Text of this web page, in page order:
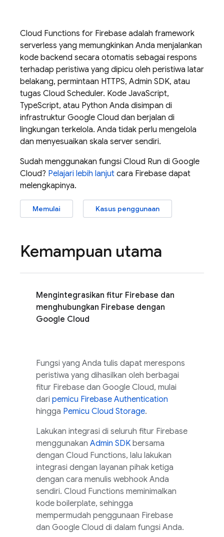
Cloud Functions for Firebase adalah framework
serverless yang memungkinkan Anda menjalankan
kode backend secara otomatis sebagai respons
terhadap peristiwa yang dipicu oleh peristiwa latar
belakang, permintaan HTTPS, Admin SDK, atau
tugas Cloud Scheduler. Kode JavaScript,
TypeScript, atau Python Anda disimpan di
infrastruktur Google Cloud dan berjalan di
lingkungan terkelola. Anda tidak perlu mengelola
dan menyesuaikan skala server sendiri.
Sudah menggunakan fungsi Cloud Run di Google
Cloud? Pelajari lebih lanjut cara Firebase dapat
melengkapinya.
Memulai Kasus penggunaan
Kemampuan utama
Mengintegrasikan fitur Firebase dan
menghubungkan Firebase dengan
Google Cloud
Fungsi yang Anda tulis dapat merespons
peristiwa yang dihasilkan oleh berbagai
fitur Firebase dan Google Cloud, mulai
dari pemicu Firebase Authentication
hingga Pemicu Cloud Storage.
Lakukan integrasi di seluruh fitur Firebase
menggunakan Admin SDK bersama
dengan Cloud Functions, lalu lakukan
integrasi dengan layanan pihak ketiga
dengan cara menulis webhook Anda
sendiri. Cloud Functions meminimalkan
kode boilerplate, sehingga
mempermudah penggunaan Firebase
dan Google Cloud di dalam fungsi Anda.